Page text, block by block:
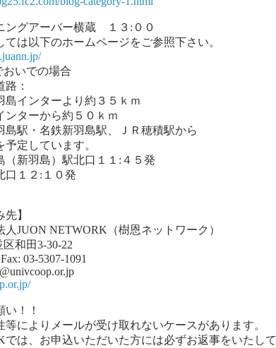
ングアーバー横蔵 １３:００
以下のホームページをご参照下さい。
いでの場合
：
ターより約３５ｋｍ
ーから約５０ｋｍ
・名鉄新羽島駅、ＪＲ穂積駅から
しています。
島）駅北口１１:４５発
２:１０発
】
JUON NETWORK（樹恩ネットワーク）
和田3-30-22
03-5307-1091
い！！
によりメールが受け取れないケースがあります。
では、お申込いただいた方には必ずお返事をいたして